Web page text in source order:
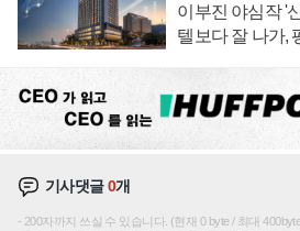
이부진 야심작 '
텔보다 잘 나가,
기사댓글0개
200자까지 쓰실 수 있습니다. (현재 0 byte / 최대